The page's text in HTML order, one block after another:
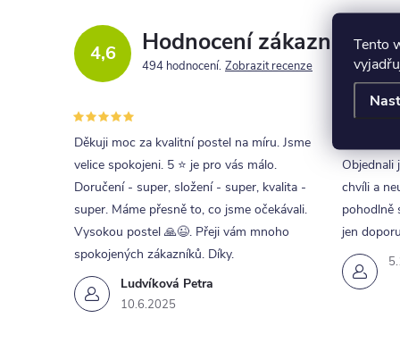
Tento
4,6 Hodnocení zákazníků
494 hodnocení Zobrazit recenze
Ludvíková Petra
10.6.2025
Děkuji moc za kvalitní postel na míru. Jsme
velice spokojeni. 5 ⭐ je pro vás málo.
Doručení - super, složení - super, kvalita -
super. Máme přesně to, co jsme očekávali.
Vysokou postel 🙏😉. Přeji vám mnoho
spokojených zákazníků. Díky.
Objednali
chvíli a
pohodlně
jen